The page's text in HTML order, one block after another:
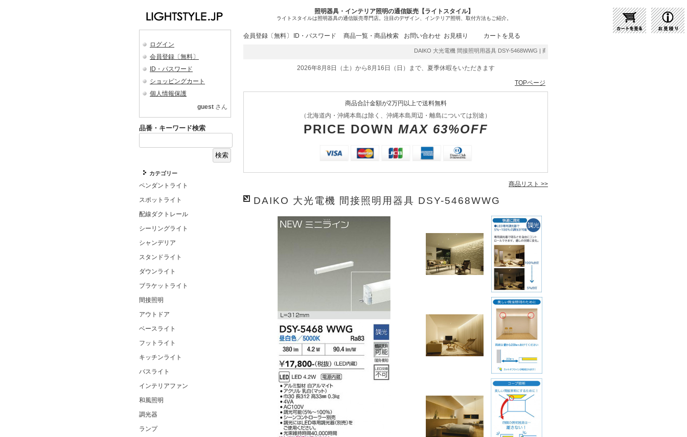
照明器具・インテリア照明の通信販売【ライトスタイル】
ライトスタイルは照明器具の通信販売専門店。注目のデザイン、インテリア照明、取付方法もご紹介。
ログイン
会員登録〔無料〕
ID・パスワード
ショッピングカート
個人情報保護
guest さん
品番・キーワード検索
カテゴリー
ペンダントライト
スポットライト
配線ダクトレール
シーリングライト
シャンデリア
スタンドライト
ダウンライト
ブラケットライト
間接照明
アウトドア
ベースライト
フットライト
キッチンライト
バスライト
インテリアファン
和風照明
調光器
ランプ
会員登録〔無料〕 ID・パスワード 商品一覧・商品検索 お問い合わせ お見積り カートを見る
DAIKO 大光電機 間接照明用器具 DSY-5468WWG | 商品紹介 | 照明器具の通販・インテリア照明の通信販売【ラ
2026年8月8日（土）から8月16日（日）まで、夏季休暇をいただきます
TOPページ
商品合計金額が2万円以上で送料無料
（北海道内・沖縄本島は除く、沖縄本島周辺・離島については別途）
PRICE DOWN MAX 63%OFF
商品リスト >>
DAIKO 大光電機 間接照明用器具 DSY-5468WWG